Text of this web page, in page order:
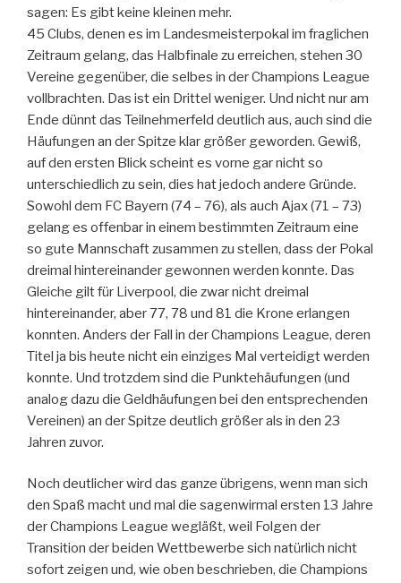
sagen: Es gibt keine kleinen mehr.
45 Clubs, denen es im Landesmeisterpokal im fraglichen
Zeitraum gelang, das Halbfinale zu erreichen, stehen 30
Vereine gegenüber, die selbes in der Champions League
vollbrachten. Das ist ein Drittel weniger. Und nicht nur am
Ende dünnt das Teilnehmerfeld deutlich aus, auch sind die
Häufungen an der Spitze klar größer geworden. Gewiß,
auf den ersten Blick scheint es vorne gar nicht so
unterschiedlich zu sein, dies hat jedoch andere Gründe.
Sowohl dem FC Bayern (74 – 76), als auch Ajax (71 – 73)
gelang es offenbar in einem bestimmten Zeitraum eine
so gute Mannschaft zusammen zu stellen, dass der Pokal
dreimal hintereinander gewonnen werden konnte. Das
Gleiche gilt für Liverpool, die zwar nicht dreimal
hintereinander, aber 77, 78 und 81 die Krone erlangen
konnten. Anders der Fall in der Champions League, deren
Titel ja bis heute nicht ein einziges Mal verteidigt werden
konnte. Und trotzdem sind die Punktehäufungen (und
analog dazu die Geldhäufungen bei den entsprechenden
Vereinen) an der Spitze deutlich größer als in den 23
Jahren zuvor.
Noch deutlicher wird das ganze übrigens, wenn man sich
den Spaß macht und mal die sagenwirmal ersten 13 Jahre
der Champions League wegläßt, weil Folgen der
Transition der beiden Wettbewerbe sich natürlich nicht
sofort zeigen und, wie oben beschrieben, die Champions